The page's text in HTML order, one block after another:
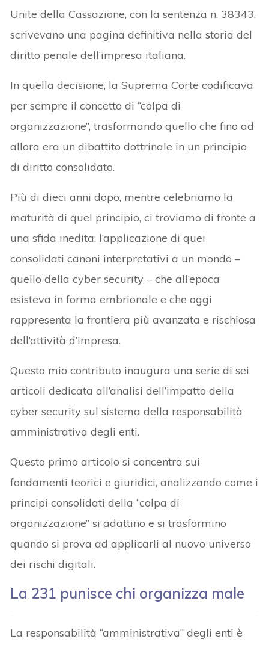
Unite della Cassazione, con la sentenza n. 38343,
scrivevano una pagina definitiva nella storia del
diritto penale dell’impresa italiana.
In quella decisione, la Suprema Corte codificava
per sempre il concetto di “colpa di
organizzazione”, trasformando quello che fino ad
allora era un dibattito dottrinale in un principio
di diritto consolidato.
Più di dieci anni dopo, mentre celebriamo la
maturità di quel principio, ci troviamo di fronte a
una sfida inedita: l’applicazione di quei
consolidati canoni interpretativi a un mondo –
quello della cyber security – che all’epoca
esisteva in forma embrionale e che oggi
rappresenta la frontiera più avanzata e rischiosa
dell’attività d’impresa.
Questo mio contributo inaugura una serie di sei
articoli dedicata all’analisi dell’impatto della
cyber security sul sistema della responsabilità
amministrativa degli enti.
Questo primo articolo si concentra sui
fondamenti teorici e giuridici, analizzando come i
principi consolidati della “colpa di
organizzazione” si adattino e si trasformino
quando si prova ad applicarli al nuovo universo
dei rischi digitali.
La 231 punisce chi organizza male
La responsabilità “amministrativa” degli enti è